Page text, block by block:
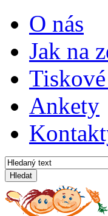
O nás
Jak na
Ankety
Hledat